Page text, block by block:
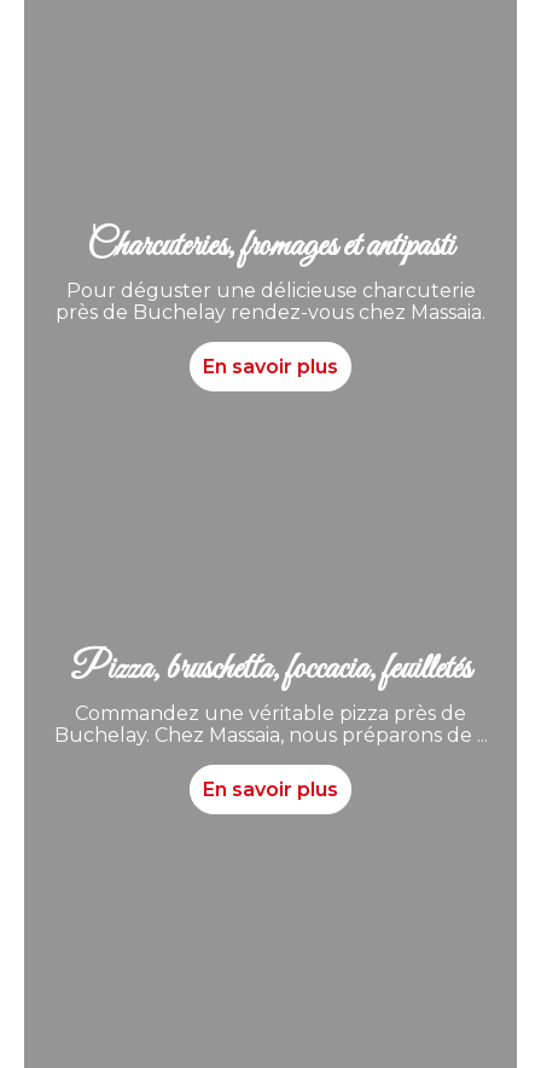
Charcuteries, fromages et antipasti
Pour déguster une délicieuse charcuterie
près de Buchelay rendez-vous chez Massaia.
En savoir plus
Pizza, bruschetta, foccacia, feuilletés
Commandez une véritable pizza près de
Buchelay. Chez Massaia, nous préparons de ...
En savoir plus